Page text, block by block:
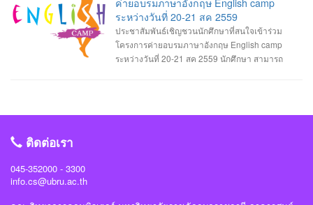
ด้วยตัวเองผ่านเครื่องอัตโนมัติได้เลย 4. บริการสตรีมมิ่งอันดุเดือด ในปี 2020 นี้จะ
เริ่มมีการแข่งขันของบริการสตรีมมิ่งกันมากขึ้น ไม่ว่าจะเป็นบริการฟังเพลงหรือดู
รายการทีวี ทั้งผู้ให้บริการรายเก่าอย่าง Spotify, Apple Music, Netflix และรายใหม่
อย่าง Apple TV+ หรือ Disney+ รวมทั้งในวงการเกมก็ยังมี Google Stadia ที่เริ่มหัน
แพทย์อาจได้ใช้เทคโนโลยีใหม่ ๆ มาพัฒนาการรักษาผู้คนให้มีประสิทธิภาพมากยิ่ง
การใช้เครื่องมือถือสำหรับตรวจจับการทำงานต่าง ๆ ภายในร่างกายและเก็บข้อมูล
แบบดิจิทัล 7. จุดจบของสื่อสิ่งพิมพ์ ในช่วงยุคหลัง ๆ ที่ผู้คนหันมาใช้สมาร์ตโฟนและ
เลิกกมว. โดยเพิ่มคณะกรรมการจรรยาบรรณ ทำหน้าที่พิจารณาการประพฤติผิด
จรรยาบรรณของวิชาชีพ และยกเว้นหน้าที่ของคณะกรรมการคุรุสภาในการ
พิจารณาจรรยาบรรณของวิชาชีพ อ่านต่อได้ที่: http://www.kruwandee.com/news-
ระหว่างวันที่ 20-21 สค 2559
ประชาสัมพันธ์เชิญชวนนักศึกษาที่สนใจเข้าร่วม
โครงการค่ายอบรมภาษาอังกฤษ English camp
ระหว่างวันที่ 20-21 สค 2559 นักศึกษา สามารถ
เทคโนโลยีติดต่อรับใบสมัครได้ที่อาจารย์นิธินันท์ นาครินทร์ 4.สาขาวิทยาการ
ภายในวันที่ 11 สค 2559 ครับ
ติดต่อเรา
045-352000 - 3300
info.cs@ubru.ac.th